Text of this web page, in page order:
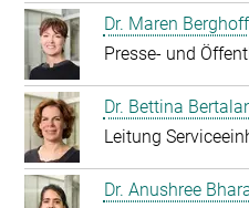
Dr. Maren Berghoff
Presse- und
Dr. Bettina
Leitung
Dr. Anushree